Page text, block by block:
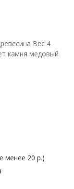
Вес 4
камня медовый
менее 20 р.)